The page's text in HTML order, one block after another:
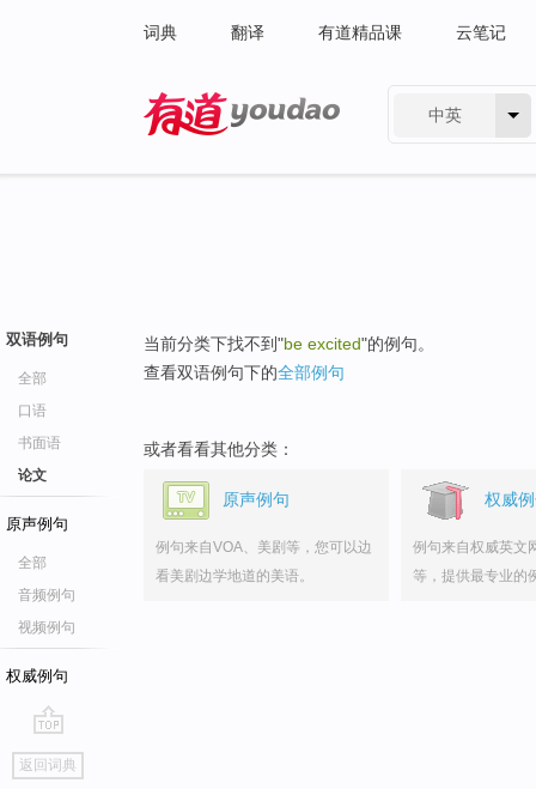
词典 翻译 有道精品课 云笔记
中英
双语例句
全部
口语
书面语
论文
原声例句
全部
音频例句
视频例句
权威例句
go
top
返回词典
当前分类下找不到"be excited"的例句。
查看双语例句下的全部例句
或者看看其他分类：
原声例句
例句来自VOA、美剧等，您可以边
看美剧边学地道的美语。
权威
例句来自权威英文
等，提供最专业的